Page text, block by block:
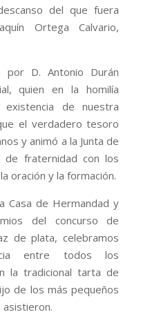
del que fuera
Ortega Calvario,
por D. Antonio Durán
quien en la homilía
de nuestra
el verdadero tesoro
y animó a la Junta de
de fraternidad con los
oración y la formación.
Casa de Hermandad y
del concurso de
de plata, celebramos
entre todos los
la tradicional tarta de
de los más pequeños